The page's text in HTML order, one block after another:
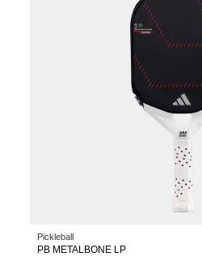
Pickleball
PB METALBONE LP